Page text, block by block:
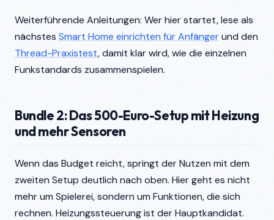
Weiterführende Anleitungen: Wer hier startet, lese als
nächstes Smart Home einrichten für Anfängerund den
Thread-Praxistest, damit klar wird, wie die einzelnen
Funkstandards zusammenspielen.
Bundle 2: Das 500-Euro-Setup mit Heizung
und mehr Sensoren
Wenn das Budget reicht, springt der Nutzen mit dem
zweiten Setup deutlich nach oben. Hier geht es nicht
mehr um Spielerei, sondern um Funktionen, die sich
rechnen. Heizungssteuerung ist der Hauptkandidat.